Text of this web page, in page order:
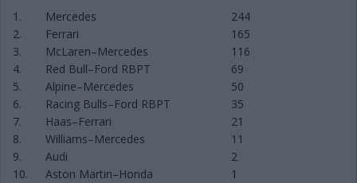
1. Mercedes
244
2.
Ferrari
165
3.
McLaren–Mercedes
116
4.
Red Bull–Ford RBPT
69
5.
Alpine–Mercedes
50
6.
Racing Bulls–Ford RBPT
35
7.
Haas–Ferrari
21
8.
Williams–Mercedes
11
9.
Audi
2
10.
Aston Martin–Honda
1